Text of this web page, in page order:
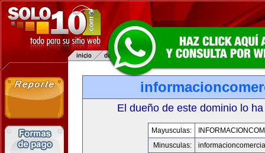
El dueño de este dominio lo
Mayusculas:
Minusculas: